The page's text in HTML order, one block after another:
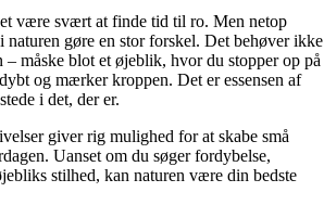
være svært at finde tid til ro. Men netop
naturen gøre en stor forskel. Det behøver ikke
– måske blot et øjeblik, hvor du stopper op på
og mærker kroppen. Det er essensen af
i det, der er.
giver rig mulighed for at skabe små
Uanset om du søger fordybelse,
stilhed, kan naturen være din bedste